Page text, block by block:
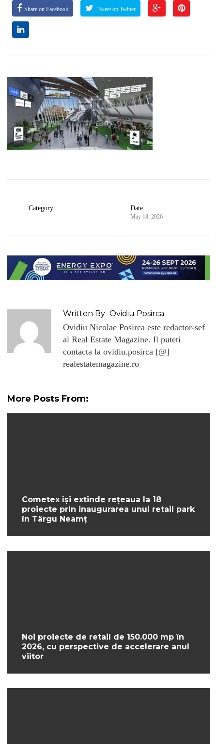
Share on Facebook Tweet on Twitter
Category Date
May 18, 2026
Written By Ovidiu Posirca
Ovidiu Nicolae Posirca este redactor-sef
al Real Estate Magazine. Il puteti
contacta la ovidiu.posirca [@]
realestatemagazine.ro
More Posts From:
Cometex își extinde rețeaua la 18
proiecte prin inaugurarea unui retail park
în Târgu Neamț
Noi proiecte de retail de 150.000 mp în
2026, cu perspective de accelerare anul
viitor